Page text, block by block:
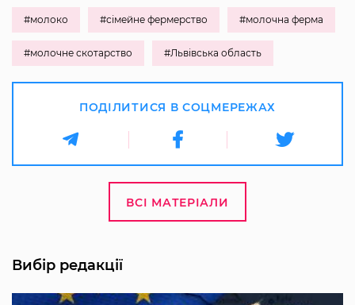
#молоко #сімейне фермерство #молочна ферма
#молочне скотарство #Львівська область
ПОДІЛИТИСЯ В СОЦМЕРЕЖАХ
ВСІ МАТЕРІАЛИ
Вибір редакції